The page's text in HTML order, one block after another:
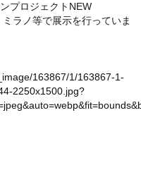
プロジェクトNEW
ラノ等で展示を行っていま
163867/1/163867-1-
2250x1500.jpg?